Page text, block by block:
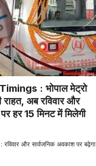
: भोपाल मेट्रो
राहत, अब रविवार और
हर 15 मिनट में मिलेगी
और सार्वजनिक अवकाश पर बढ़ेगा